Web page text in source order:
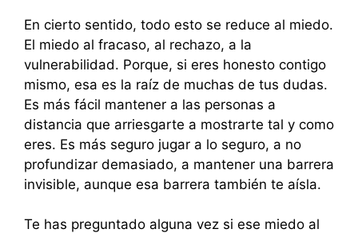
En cierto sentido, todo esto se reduce al miedo.
El miedo al fracaso, al rechazo, a la
vulnerabilidad. Porque, si eres honesto contigo
mismo, esa es la raíz de muchas de tus dudas.
Es más fácil mantener a las personas a
distancia que arriesgarte a mostrarte tal y como
eres. Es más seguro jugar a lo seguro, a no
profundizar demasiado, a mantener una barrera
invisible, aunque esa barrera también te aísla.
Te has preguntado alguna vez si ese miedo al